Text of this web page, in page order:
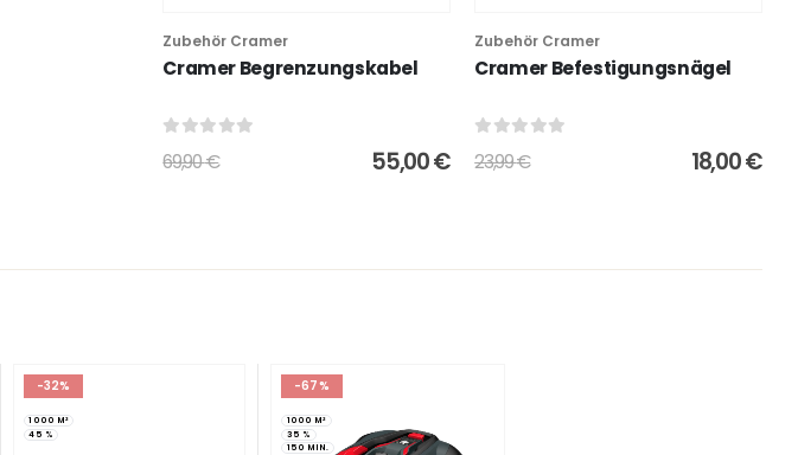
Zubehör Cramer
Cramer Begrenzungskabel
69,90€ 55,00€
Zubehör Cramer
Cramer Befestigungsnägel
23,99€ 18,00€
1000 M²
45 %
-32%
1000 M²
35 %
150 MIN.
-67%